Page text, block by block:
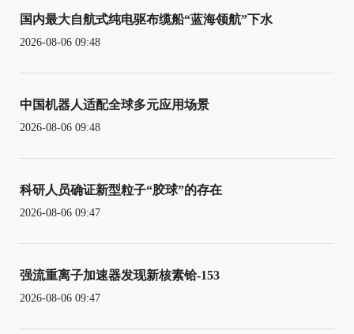
国内最大自航式纯电驱布缆船“蓝海领航”下水
2026-08-06 09:48
中国机器人适配全球多元应用场景
2026-08-06 09:48
科研人员确证新型粒子“胶球”的存在
2026-08-06 09:47
强流重离子加速器发现新核素铪-153
2026-08-06 09:47